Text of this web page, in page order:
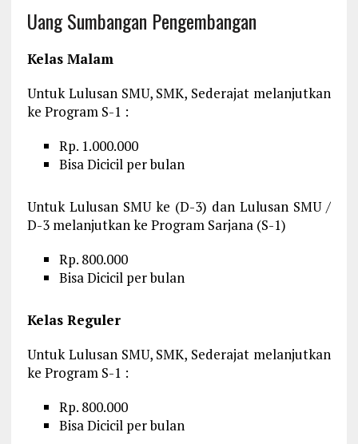
Uang Sumbangan Pengembangan
Kelas Malam
Untuk Lulusan SMU, SMK, Sederajat melanjutkan
ke Program S-1 :
Rp. 1.000.000
Bisa Dicicil per bulan
Untuk Lulusan SMU ke (D-3) dan Lulusan SMU /
D-3 melanjutkan ke Program Sarjana (S-1)
Rp. 800.000
Bisa Dicicil per bulan
Kelas Reguler
Untuk Lulusan SMU, SMK, Sederajat melanjutkan
ke Program S-1 :
Rp. 800.000
Bisa Dicicil per bulan